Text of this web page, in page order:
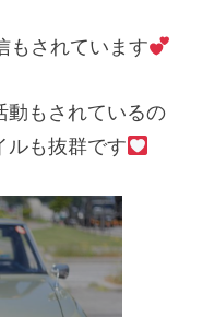
もされています
動もされているの
ルも抜群です